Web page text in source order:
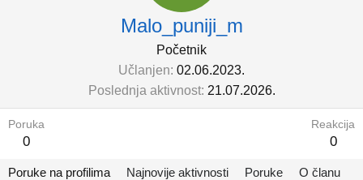
Malo_puniji_m
Početnik
Učlanjen 02.06.2023.
Poslednja aktivnost 21.07.2026.
Poruka
0
Reakcija
0
Poruke na profilima Najnovije aktivnosti Poruke O članu